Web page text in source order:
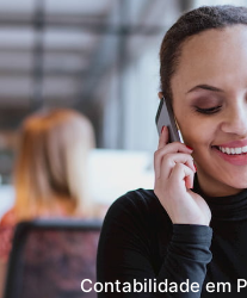
Contabilidade em